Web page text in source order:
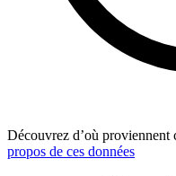
Découvrez d’où proviennent
propos de ces données